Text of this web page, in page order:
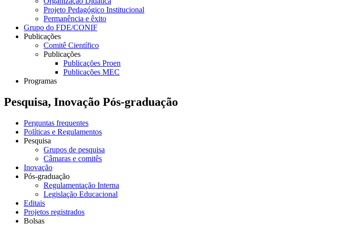
Projeto Pedagógico Institucional
Permanência e êxito
Grupo do FDE/CONIF
Publicações
Comitê Científico
Publicações
Publicações Proen
Publicações MEC
Programas
Pesquisa, Inovação Pós-graduação
Perguntas frequentes
Políticas e Regulamentos
Pesquisa
Grupos de pesquisa
Câmaras e comitês
Inovação
Pós-graduação
Regulamentação Interna
Legislação Educacional
Editais
Projetos registrados
Bolsas